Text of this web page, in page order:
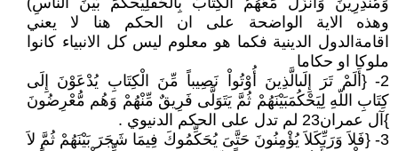
وهذه الاية الواضحة على ان الحكم هنا لا يعني
اقامةالدول الدينية فكما هو معلوم ليس كل الانبياء كانوا
ملوكا او حكاما
2- {أَلَمْ تَرَ إِلَىالَّذِينَ أُوْتُواْ نَصِيباً مِّنَ الْكِتَابِ يُدْعَوْنَ إِلَى
كِتَابِ اللّهِ لِيَحْكُمَبَيْنَهُمْ ثُمَّ يَتَوَلَّى فَرِيقٌ مِّنْهُمْ وَهُم مُّعْرِضُونَ
}آل عمران23 لم تدل على الحكم الدنيوي .
3- {فَلاَ وَرَبِّكَلاَ يُؤْمِنُونَ حَتَّىَ يُحَكِّمُوكَ فِيمَا شَجَرَ بَيْنَهُمْ ثُمَّ لاَ